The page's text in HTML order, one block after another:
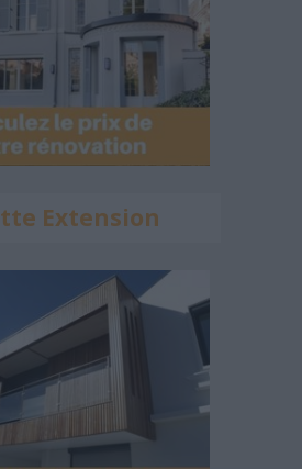
Extension